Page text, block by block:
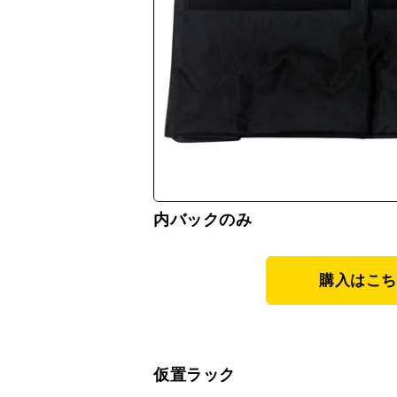
内バックのみ
購入はこ
仮置ラック